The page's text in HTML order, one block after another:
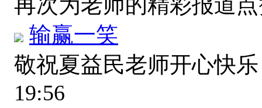
输赢一笑
敬祝夏益民老师开心快
19:56